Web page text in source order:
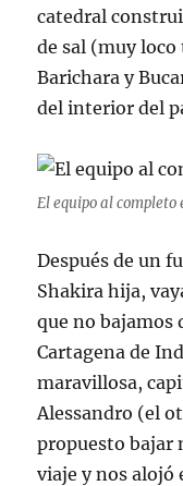
catedral
de sal (muy
Barichara y
del interior del
El equipo al completo
Después de un
Shakira hija,
que no bajamos
Cartagena de
maravillosa,
Alessandro (el
propuesto bajar
viaje y nos alojó